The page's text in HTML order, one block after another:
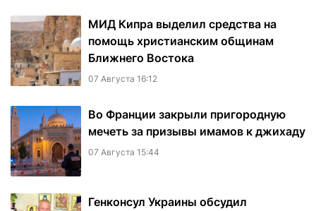
МИД Кипра выделил средства на
помощь христианским общинам
Ближнего Востока
07 Августа 16:12
Во Франции закрыли пригородную
мечеть за призывы имамов к джихаду
07 Августа 15:44
Генконсул Украины обсудил